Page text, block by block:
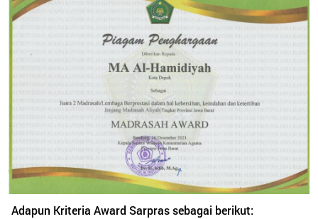
Adapun Kriteria Award Sarpras sebagai berikut: